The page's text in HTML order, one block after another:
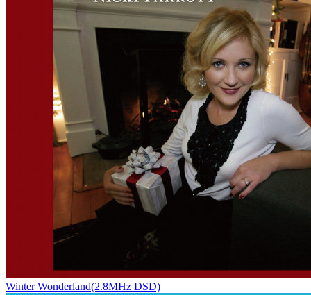
Winter Wonderland(2.8MHz DSD)